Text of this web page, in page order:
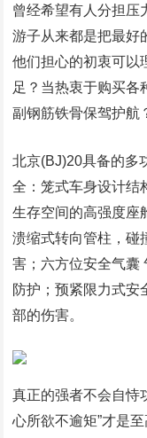
曾经希望有人分担压
游子从来都是把最好
他们担心的初衷可以
足？当热衷于购买各
副钢筋铁骨保驾护航
北京(BJ)20具备的多
全：笼式车身设计结
生存空间的高强度座
溃缩式转向管柱，碰
害；六方位安全气囊
防护；预紧限力式安
部的伤害。
真正的强者不会自恃
心所欲不逾矩”才是